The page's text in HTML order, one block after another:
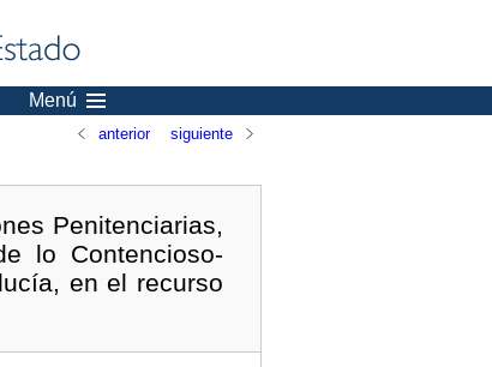
Menú
anterior siguiente
Penitenciarias,
lo Contencioso-
en el recurso